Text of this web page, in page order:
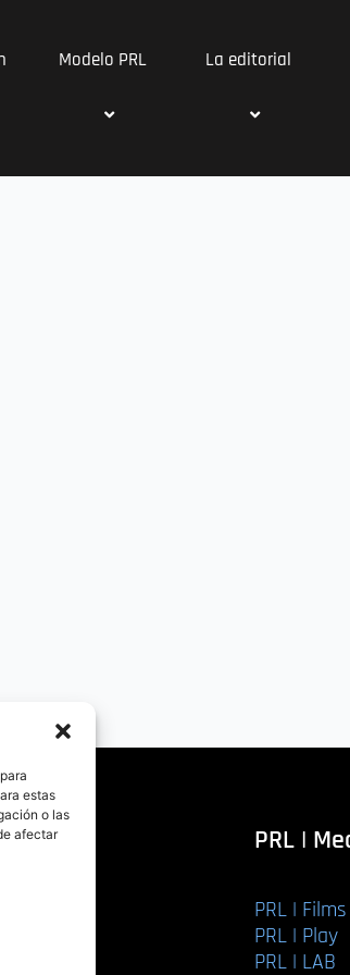
estas
o las
afectar
Modelo PRL La editorial
PRL |
PRL | Films
PRL | Play
PRL | LAB